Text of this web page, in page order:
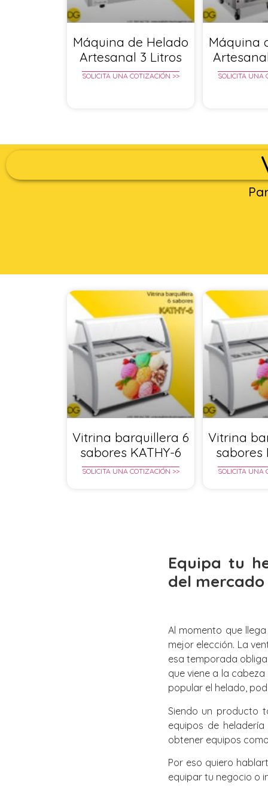
Máquina de Helado
Artesanal 3 Litros
SOLICITA UNA COTIZACIÓN >>
Máquina
SOLICITA UNA
Vitrina barquillera 6
sabores KATHY-6
SOLICITA UNA COTIZACIÓN >>
Vitrina
sabores
SOLICITA UNA
Equipa tu
del mercado
Al momento que
mejor elección. La
esa temporada
que viene a la
popular el helado,
Siendo un producto
equipos de
obtener equipos
Por eso quiero
equipar tu negocio o